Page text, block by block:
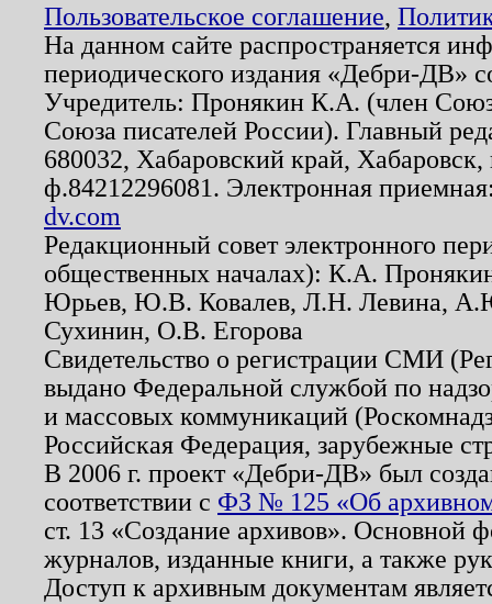
Пользовательское соглашение,
На данном сайте распространяется
периодического издания «Дебри-ДВ»
Учредитель: Пронякин К.А. (член
Союза писателей России). Главный
680032, Хабаровский край,
ф.84212296081. Электронная
dv.com
Редакционный совет электронного
общественных началах): К.А.
Юрьев, Ю.В. Ковалев, Л.Н. Левина,
Сухинин, О.В. Егорова
Свидетельство о регистрации СМИ
выдано Федеральной службой по
и массовых коммуникаций
Российская Федерация, зарубежные
В 2006 г. проект «Дебри-ДВ» был
соответствии с ФЗ № 125 «Об
ст. 13 «Создание архивов». Основной
журналов, изданные книги, а также
Доступ к архивным документам